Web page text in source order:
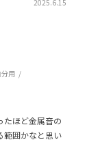
2025.6.15
分用
たほど金属音の
範囲かなと思い